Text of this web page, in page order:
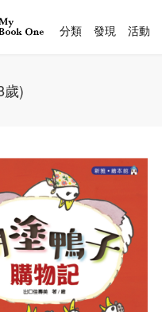
歲)
分類 發現 活動